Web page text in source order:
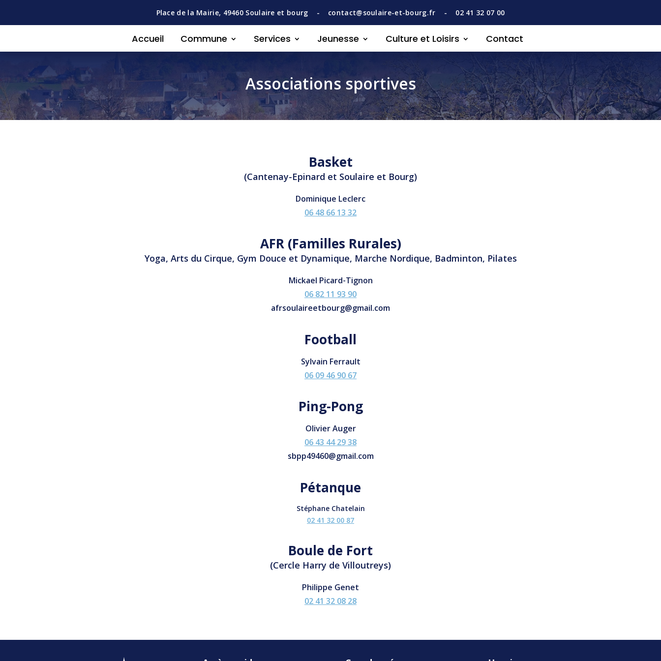
Place de la Mairie, 49460 Soulaire et bourg - contact@soulaire-et-bourg.fr - 02 41 32 07 00
Accueil Commune Services Jeunesse Culture et Loisirs Contact
Associations sportives
Basket
(Cantenay-Epinard et Soulaire et Bourg)
Dominique Leclerc
06 48 66 13 32
AFR (Familles Rurales)
Yoga, Arts du Cirque, Gym Douce et Dynamique, Marche Nordique, Badminton, Pilates
Mickael Picard-Tignon
06 82 11 93 90
afrsoulaireetbourg@gmail.com
Football
Sylvain Ferrault
06 09 46 90 67
Ping-Pong
Olivier Auger
06 43 44 29 38
sbpp49460@gmail.com
Pétanque
Stéphane Chatelain
02 41 32 00 87
Boule de Fort
(Cercle Harry de Villoutreys)
Philippe Genet
02 41 32 08 28